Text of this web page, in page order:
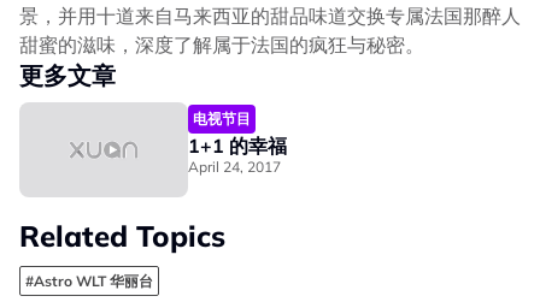
景，并用十道来自马来西亚的甜品味道交换专属法国那醉人
甜蜜的滋味，深度了解属于法国的疯狂与秘密。
更多文章
电视节目
1+1 的幸福
April 24, 2017
Related Topics
#Astro WLT 华丽台